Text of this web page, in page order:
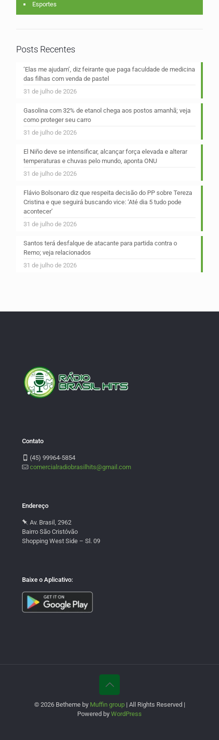
Esportes
Posts Recentes
‘Elas me ajudam’, diz feirante que paga faculdade de medicina
das filhas com venda de pastel
31 de julho de 2026
Gasolina com 32% de etanol chega aos postos amanhã; veja
como proteger seu carro
31 de julho de 2026
El Niño deve se intensificar, alcançar força elevada e alterar
temperaturas e chuvas pelo mundo, aponta ONU
31 de julho de 2026
Flávio Bolsonaro diz que respeita decisão do PP sobre Tereza
Cristina e que seguirá buscando vice: ‘Até dia 5 tudo pode
acontecer’
31 de julho de 2026
Santos terá desfalque de atacante para partida contra o
Remo; veja relacionados
31 de julho de 2026
Contato
(45) 99964-5854
comercialradiobrasilhits@gmail.com
Endereço
Av. Brasil, 2962
Bairro São Cristóvão
Shopping West Side – Sl. 09
Baixe o Aplicativo:
© 2026 Betheme by Muffin group| All Rights Reserved |
Powered by WordPress